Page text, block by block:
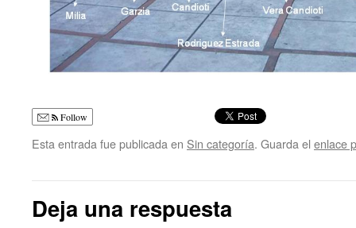
Follow
Esta entrada fue publicada en Sin categoría. Guarda el enlace
Deja una respuesta